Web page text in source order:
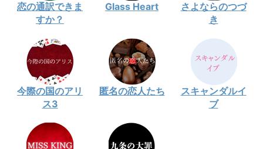
恋の通訳できま
すか？
Glass Heart
さよならのつづ
き
今際の国のアリ
ス3
匿名の恋人たち
スキャンダルイ
ブ